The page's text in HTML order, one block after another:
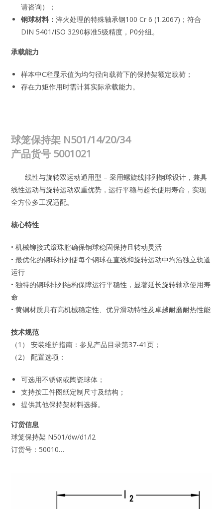
请咨询）；
钢球材料：淬火处理的特殊轴承钢100 Cr 6 (1.2067)；符合
DIN 5401/ISO 3290标准5级精度，P0分组。
承载能力
样本中C栏显示值为均匀径向载荷下的保持架额定载荷；
存在力矩作用时需计算实际承载能力。
球笼保持架 N501/14/20/34
产品货号 5001021
线性与旋转双运动通用型 – 采用螺旋线排列钢球设计，兼具
线性运动与旋转运动双重优势，运行平稳与超长使用寿命，实现
全方位多工况适配。
核心特性
• 机械铆接式滚珠腔确保钢球稳固保持且转动灵活
• 最优化的钢球排列使每个钢球在直线和旋转运动中均沿独立轨道
运行
• 独特的钢球排列结构保障运行平稳性，显著延长旋转轴承使用寿
命
• 黄铜材质具有高机械稳定性、优异滑动特性及卓越耐磨耐热性能
技术规范
（1） 安装维护指南：参见产品目录第37-41页；
（2） 配置选项：
可选用不锈钢或陶瓷球体；
支持按工件图纸定制尺寸及结构；
提供其他保持架材料选择。
订货信息
球笼保持架 N501/dw/d1/l2
订货号：50010…